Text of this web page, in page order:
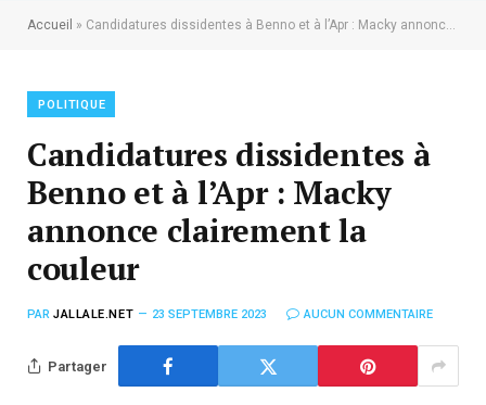
Accueil » Candidatures dissidentes à Benno et à l’Apr : Macky annonce clairement la couleur
POLITIQUE
Candidatures dissidentes à
Benno et à l’Apr : Macky
annonce clairement la
couleur
PAR JALLALE.NET 23 SEPTEMBRE 2023 AUCUN COMMENTAIRE
Partager